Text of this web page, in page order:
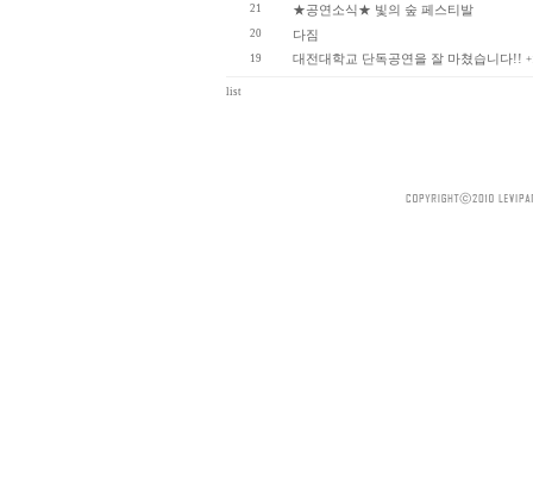
21 ★공연소식★ 빛의 숲 페스티발
20 다짐
19 대전대학교 단독공연을 잘 마쳤습니다!!
list